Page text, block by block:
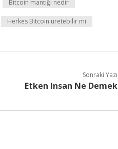
Bitcoin mantığı nedir
Herkes Bitcoin üretebilir mi
Sonraki Yazı
Etken Insan Ne Demek